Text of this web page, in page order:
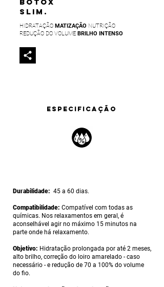
SLIM.
HIDRATAÇÃO MATIZAÇÃO NUTRIÇÃO
REDUÇÃO DO VOLUME BRILHO INTENSO
ESPECIFICAÇÃO
Durabilidade: 45 a 60 dias.
Compatibilidade: Compatível com todas as
químicas. Nos relaxamentos em geral, é
aconselhável agir no máximo 15 minutos na
parte onde há relaxamento.
Objetivo: Hidratação prolongada por até 2 meses,
alto brilho, correção do loiro amarelado - caso
necessário - e redução de 70 a 100% do volume
do fio.